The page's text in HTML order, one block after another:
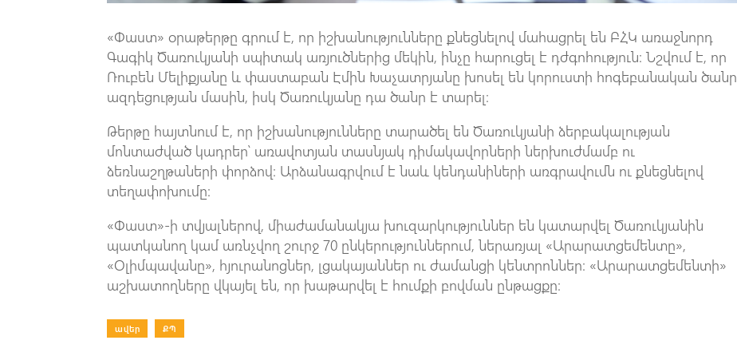
«Փաստ» օրաթերթը գրում է, որ իշխանությունները քնեցնելով մահացրել են ԲՀԿ առաջնորդ
Գագիկ Ծառուկյանի սպիտակ առյուծներից մեկին, ինչը հարուցել է դժգոհություն։ Նշվում է, որ
Ռուբեն Մելիքյանը և փաստաբան Էմին Խաչատրյանը խոսել են կորուստի հոգեբանական ծանր
ազդեցության մասին, իսկ Ծառուկյանը դա ծանր է տարել։
Թերթը հայտնում է, որ իշխանությունները տարածել են Ծառուկյանի ձերբակալության
մոնտաժված կադրեր՝ առավոտյան տասնյակ դիմակավորների ներխուժմամբ ու
ձեռնաշղթաների փորձով։ Արձանագրվում է նաև կենդանիների առգրավումն ու քնեցնելով
տեղափոխումը։
«Փաստ»-ի տվյալներով, միաժամանակյա խուզարկություններ են կատարվել Ծառուկյանին
պատկանող կամ առնչվող շուրջ 70 ընկերություններում, ներառյալ «Արարատցեմենտը»,
«Օլիմպավանը», հյուրանոցներ, լցակայաններ ու ժամանցի կենտրոններ։ «Արարատցեմենտի»
աշխատողները վկայել են, որ խաթարվել է հումքի բովման ընթացքը։
ավեր ՔՊ